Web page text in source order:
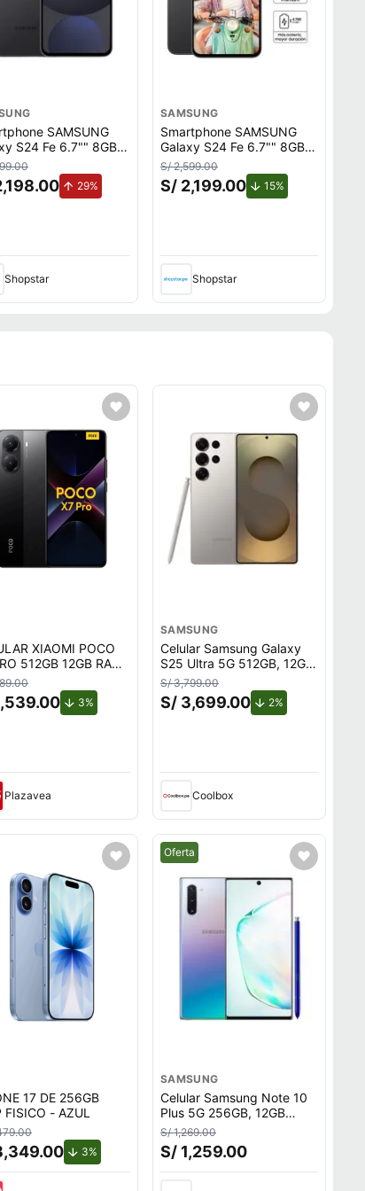
SAMSUNG
S24 Fe 6.7"" 8GB
50MP + 12MP +
29%
Shopstar
SAMSUNG
Smartphone SAMSUNG
Galaxy S24 Fe 6.7"" 8GB
128GB 50MP + 12MP +
8MP Graphite
S/ 2,599.00
S/ 2,199.00 15%
Shopstar
XIAOMI POCO
512GB 12GB RAM
3% de descuento.
Plazavea
SAMSUNG
Celular Samsung Galaxy
S25 Ultra 5G 512GB, 12GB
RAM, cámara trasera
200MP y frontal 12MP,
pantalla 6.9"", titanium
S/ 3,799.00
S/ 3,699.00 2%
Coolbox
17 DE 256GB
FISICO - AZUL
3% de descuento.
Mejor precio.
Oferta
SAMSUNG
Celular Samsung Note 10
Plus 5G 256GB, 12GB
RAM, cámara trasera
12MP, frontal 10MP, 6.8"",
AuroraGlow
S/ 1,269.00
S/ 1,259.00